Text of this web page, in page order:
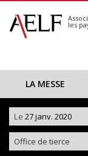
S'abonner
Calendrier
les
LA MESSE
Le 27 janv. 2020
Office de tierce